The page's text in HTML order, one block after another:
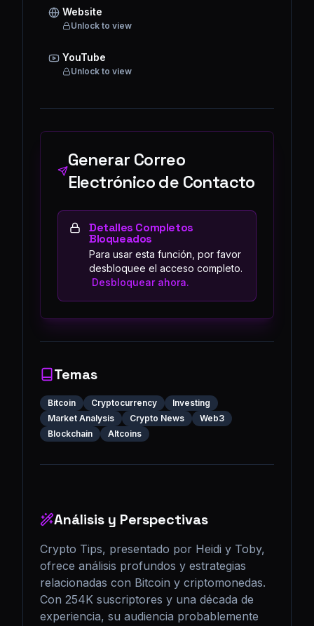
Website
Unlock to view
YouTube
Unlock to view
Generar Correo
Electrónico de Contacto
Detalles Completos
Bloqueados
Para usar esta función, por favor
desbloquee el acceso completo.
Desbloquear ahora.
Temas
Bitcoin Cryptocurrency
Investing
Market Analysis
Crypto News
Web3
Blockchain
Altcoins
Análisis y Perspectivas
Crypto Tips, presentado por Heidi y Toby,
ofrece análisis profundos y estrategias
relacionadas con Bitcoin y criptomonedas.
Con 254K suscriptores y una década de
experiencia, su audiencia probablemente